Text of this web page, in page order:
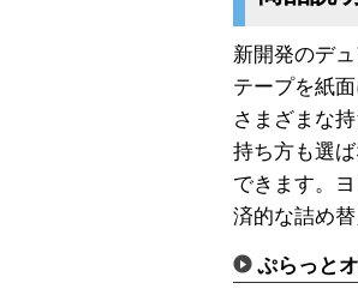
新開発のデ
テープを紙
さまざまな
持ち方も選
できます。
済的な詰め
ぷらっと